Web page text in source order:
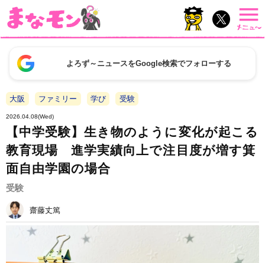
よろず～ニュースをGoogle検索でフォローする
大阪 ファミリー 学び 受験
2026.04.08(Wed)
【中学受験】生き物のように変化が起こる
教育現場 進学実績向上で注目度が増す箕
面自由学園の場合
受験
齋藤丈篤